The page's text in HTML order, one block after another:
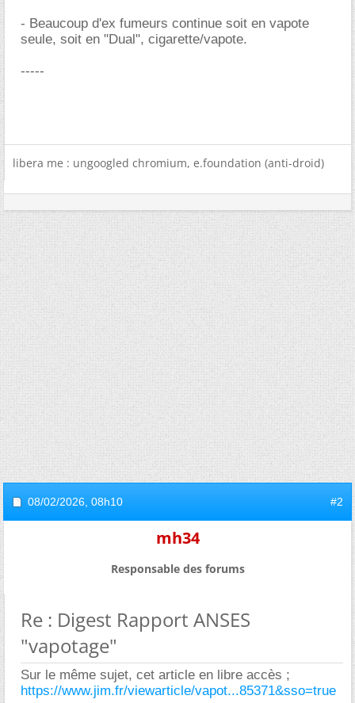
- Beaucoup d'ex fumeurs continue soit en vapote
seule, soit en "Dual", cigarette/vapote.
-----
libera me : ungoogled chromium, e.foundation (anti-droid)
08/02/2026, 08h10 #2
mh34
Responsable des forums
Re : Digest Rapport ANSES
"vapotage"
Sur le même sujet, cet article en libre accès ;
https://www.jim.fr/viewarticle/vapot...85371&sso=true